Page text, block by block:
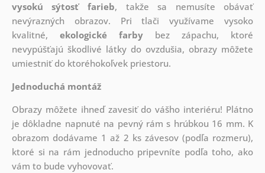
vysokú sýtosť farieb, takže sa nemusíte obávať
nevýrazných obrazov. Pri tlači využívame vysoko
kvalitné, ekologické farby bez zápachu, ktoré
nevypúšťajú škodlivé látky do ovzdušia, obrazy môžete
umiestniť do ktoréhokoľvek priestoru.
Jednoduchá montáž
Obrazy môžete ihneď zavesiť do vášho interiéru! Plátno
je dôkladne napnuté na pevný rám s hrúbkou 16 mm. K
obrazom dodávame 1 až 2 ks závesov (podľa rozmeru),
ktoré si na rám jednoducho pripevníte podľa toho, ako
vám to bude vyhovovať.